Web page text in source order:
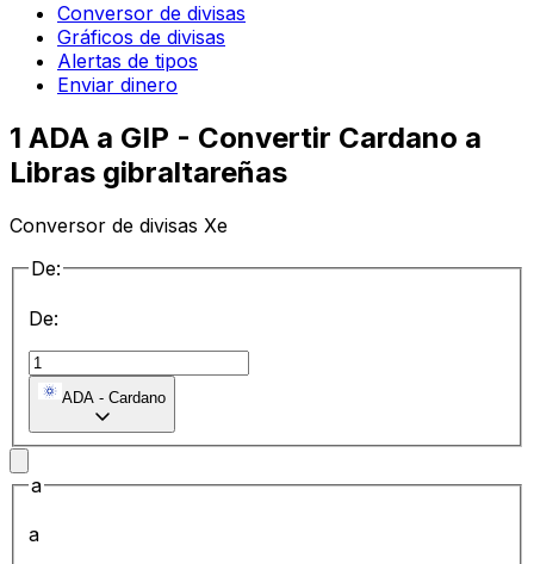
Conversor de divisas
Gráficos de divisas
Alertas de tipos
Enviar dinero
1 ADA a GIP - Convertir Cardano a
Libras gibraltareñas
Conversor de divisas Xe
De:
De:
ADA - Cardano
a
a